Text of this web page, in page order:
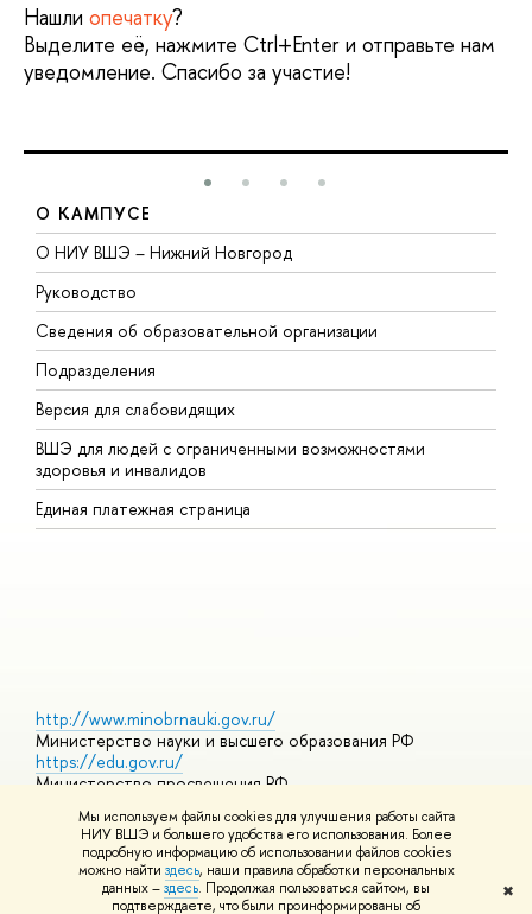
Мы используем файлы cookies для улучшения работы сайта
НИУ ВШЭ и большего удобства его использования. Более
подробную информацию об использовании файлов cookies
можно найти здесь, наши правила обработки персональных
данных –здесь. Продолжая пользоваться сайтом, вы
подтверждаете, что были проинформированы об
✖
Нашли опечатку?
Выделите её, нажмите Ctrl+Enter и отправьте нам
уведомление. Спасибо за участие!
О КАМПУСЕ
О НИУ ВШЭ – Нижний Новгород
Руководство
Сведения об образовательной организации
Подразделения
Версия для слабовидящих
ВШЭ для людей с ограниченными возможностями
здоровья и инвалидов
Единая платежная страница
http://www.minobrnauki.gov.ru/
Министерство науки и высшего образования РФ
https://edu.gov.ru/
Министерство просвещения РФ
Массовые открытые онлайн-курсы
© НИУ ВШЭ 1993–2026 Адреса и контактыУсловия